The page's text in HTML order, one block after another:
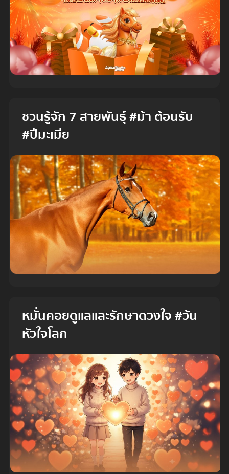
ชวนรู้จัก 7 สายพันธุ์ #ม้า ต้อนรับ
#ปีมะเมีย
หมั่นคอยดูแลและรักษาดวงใจ #วัน
หัวใจโลก